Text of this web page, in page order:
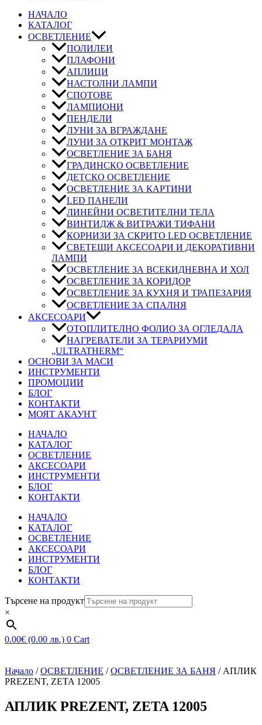
НАЧАЛО
КАТАЛОГ
ОСВЕТЛЕНИЕ
ПОЛИЛЕИ
ПЛАФОНИ
АПЛИЦИ
НАСТОЛНИ ЛАМПИ
СПОТОВЕ
ЛАМПИОНИ
ПЕНДЕЛИ
ЛУНИ ЗА ВГРАЖДАНЕ
ЛУНИ ЗА ОТКРИТ МОНТАЖ
ОСВЕТЛЕНИЕ ЗА БАНЯ
ГРАДИНСКО ОСВЕТЛЕНИЕ
ДЕТСКО ОСВЕТЛЕНИЕ
ОСВЕТЛЕНИЕ ЗА КАРТИНИ
LED ПАНЕЛИ
ЛИНЕЙНИ ОСВЕТИТЕЛНИ ТЕЛА
ВИНТИДЖ & ВИТРАЖИ ТИФАНИ
КОРНИЗИ ЗА СКРИТО LED ОСВЕТЛЕНИЕ
СВЕТЕЩИ АКСЕСОАРИ И ДЕКОРАТИВНИ
ЛАМПИ
ОСВЕТЛЕНИЕ ЗА ВСЕКИДНЕВНА И ХОЛ
ОСВЕТЛЕНИЕ ЗА КОРИДОР
ОСВЕТЛЕНИЕ ЗА КУХНЯ И ТРАПЕЗАРИЯ
ОСВЕТЛЕНИЕ ЗА СПАЛНЯ
АКСЕСОАРИ
ОТОПЛИТЕЛНО ФОЛИО ЗА ОГЛЕДАЛА
НАГРЕВАТЕЛИ ЗА ТЕРАРИУМИ
„ULTRATHERM“
ОСНОВИ ЗА МАСИ
ИНСТРУМЕНТИ
ПРОМОЦИИ
БЛОГ
КОНТАКТИ
МОЯТ АКАУНТ
НАЧАЛО
КАТАЛОГ
ОСВЕТЛЕНИЕ
АКСЕСОАРИ
ИНСТРУМЕНТИ
БЛОГ
КОНТАКТИ
НАЧАЛО
КАТАЛОГ
ОСВЕТЛЕНИЕ
АКСЕСОАРИ
ИНСТРУМЕНТИ
БЛОГ
КОНТАКТИ
Търсене на продукт
×
0.00€ (0.00 лв.) 0 Cart
Начало /ОСВЕТЛЕНИЕ /ОСВЕТЛЕНИЕ ЗА БАНЯ / АПЛИК
PREZENT, ZETA 12005
АПЛИК PREZENT, ZETA 12005